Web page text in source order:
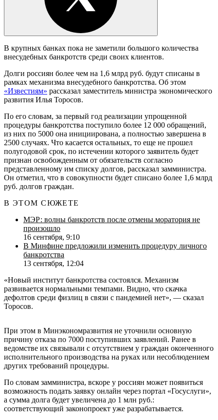
В крупных банках пока не заметили большого количества
внесудебных банкротств среди своих клиентов.
Долги россиян более чем на 1,6 млрд руб. будут списаны в
рамках механизма внесудебного банкротства. Об этом
«Известиям» рассказал заместитель министра экономического
развития Илья Торосов.
По его словам, за первый год реализации упрощенной
процедуры банкротства поступило более 12 000 обращений,
из них по 5000 она инициирована, а полностью завершена в
2500 случаях. Что касается остальных, то еще не прошел
полугодовой срок, по истечении которого заявитель будет
признан освобожденным от обязательств согласно
представленному им списку долгов, рассказал замминистра.
Он отметил, что в совокупности будет списано более 1,6 млрд
руб. долгов граждан.
В ЭТОМ СЮЖЕТЕ
МЭР: волны банкротств после отмены моратория не
произошло
16 сентября, 9:10
В Минфине предложили изменить процедуру личного
банкротства
13 сентября, 12:04
«Новый институт банкротства состоялся. Механизм
развивается нормальными темпами. Видно, что скачка
дефолтов среди физлиц в связи с пандемией нет», — сказал
Торосов.
При этом в Минэкономразвития не уточнили основную
причину отказа по 7000 поступивших заявлений. Ранее в
ведомстве их связывали с отсутствием у граждан оконченного
исполнительного производства на руках или несоблюдением
других требований процедуры.
По словам замминистра, вскоре у россиян может появиться
возможность подать заявку онлайн через портал «Госуслуги»,
а сумма долга будет увеличена до 1 млн руб.:
соответствующий законопроект уже разрабатывается.